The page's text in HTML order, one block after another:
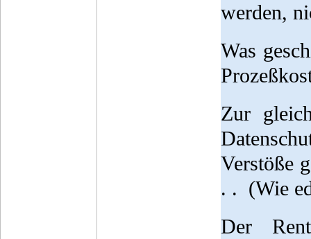
werden,
Was
Zur
Verstöße
. . (Wie
Der